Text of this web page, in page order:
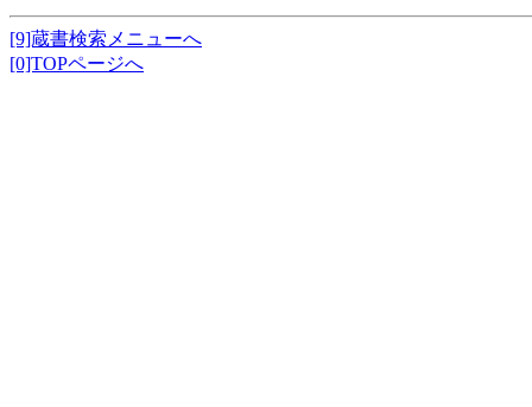
[9]蔵書検索メニューへ
[0]TOPページへ